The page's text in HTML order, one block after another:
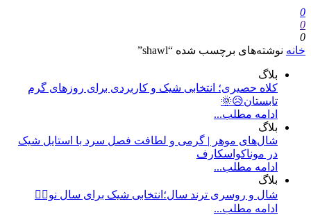
0
0
0
خانه نوشته‌های برچسب شده “shawl”
بلاگ
کلاه حصیری؛ انتخابی شیک و کاربردی برای روزهای گرم
تابستان😥🌞
ادامه مطلب...
بلاگ
شال‌های موهر | گرمی و لطافت فصل سرد با استایل شیک
در موناکواسکارف
ادامه مطلب...
بلاگ
شال و روسری ترند سال؛انتخابی شیک برای سال نو❤️‍🔥
ادامه مطلب...